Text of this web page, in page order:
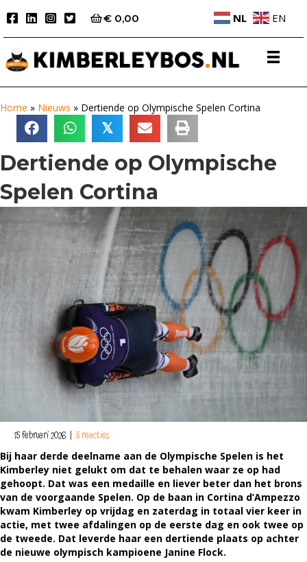
€ 0,00 NL EN
Home » Nieuws » Dertiende op Olympische Spelen Cortina
𝕏
Dertiende op Olympische
Spelen Cortina
15 februari 2026 | 5 reacties
Bij haar derde deelname aan de Olympische Spelen is het
Kimberley niet gelukt om dat te behalen waar ze op had
gehoopt. Dat was een medaille en liever beter dan het brons
van de voorgaande Spelen. Op de baan in Cortina d’Ampezzo
kwam Kimberley op vrijdag en zaterdag in totaal vier keer in
actie, met twee afdalingen op de eerste dag en ook twee op
de tweede. Dat leverde haar een dertiende plaats op achter
de nieuwe olympisch kampioene Janine Flock.